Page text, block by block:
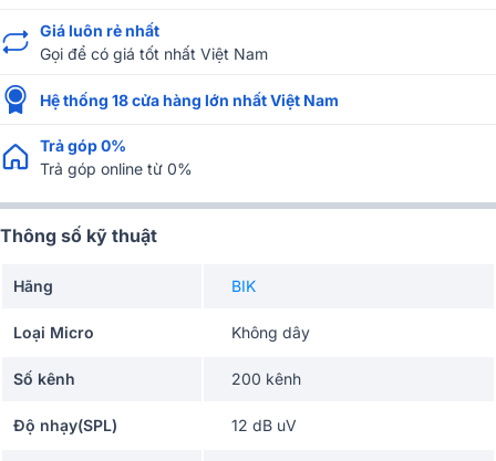
Giá luôn rẻ nhất
Gọi để có giá tốt nhất Việt Nam
Hệ thống 18 cửa hàng lớn nhất Việt Nam
Trả góp 0%
Trả góp online từ 0%
Thông số kỹ thuật
Hãng BIK
Loại Micro Không dây
Số kênh 200 kênh
Độ nhạy(SPL) 12 dB uV